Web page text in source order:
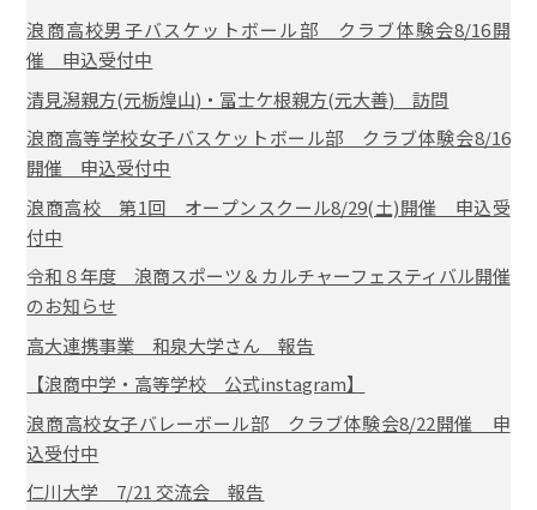
浪商高校男子バスケットボール部 クラブ体験会8/16開
催 申込受付中
清見潟親方(元栃煌山)・冨士ケ根親方(元大善) 訪問
浪商高等学校女子バスケットボール部 クラブ体験会8/16
開催 申込受付中
浪商高校 第1回 オープンスクール8/29(土)開催 申込受
付中
令和８年度 浪商スポーツ＆カルチャーフェスティバル開催
のお知らせ
高大連携事業 和泉大学さん 報告
【浪商中学・高等学校 公式instagram】
浪商高校女子バレーボール部 クラブ体験会8/22開催 申
込受付中
仁川大学 7/21 交流会 報告